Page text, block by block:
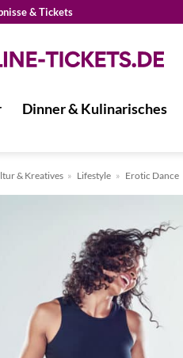
& Tickets
Dinner & Kulinarisches
& Kreatives » Lifestyle » Erotic Dance